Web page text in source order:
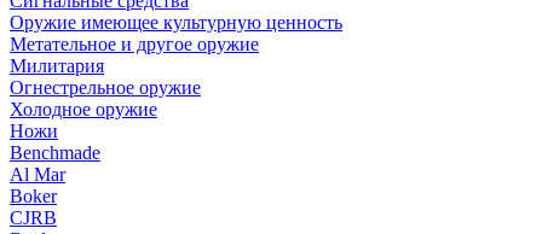
Оружие имеющее культурную ценность
Метательное и другое оружие
Милитария
Огнестрельное оружие
Холодное оружие
Ножи
Benchmade
Al Mar
Boker
CJRB